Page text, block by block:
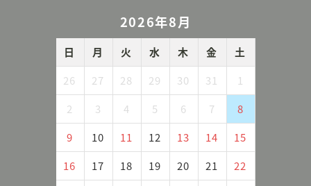
2026年8月
日 月 火 水 木 金
土
26
27 28 29 30 31
1
2
3 4 5 6 7
8
9
10 11 12 13 14
15
16
17 18 19 20 21
22